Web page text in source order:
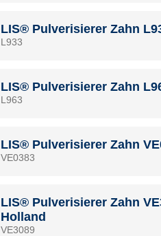
LIS® Pulverisierer Zahn
L933
LIS® Pulverisierer Zahn
L963
LIS® Pulverisierer Zahn
VE0383
LIS® Pulverisierer Zahn
Holland
VE3089